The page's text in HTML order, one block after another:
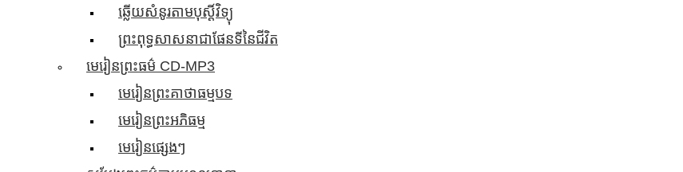
ឆ្លើយសំនូរតាមបុស្តិ៍វិទ្យុ
ព្រះពុទ្ធសាសនាជាផែនទីនៃជីវិត
មេរៀនព្រះធម៌ CD-MP3
មេរៀនព្រះគាថាធម្មបទ
មេរៀនព្រះអភិធម្ម
មេរៀនផ្សេងៗ